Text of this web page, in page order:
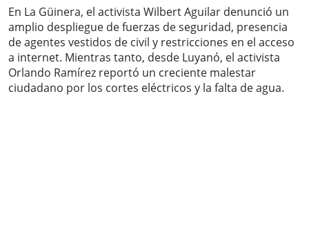
En La Güinera, el activista Wilbert Aguilar denunció un
amplio despliegue de fuerzas de seguridad, presencia
de agentes vestidos de civil y restricciones en el acceso
a internet. Mientras tanto, desde Luyanó, el activista
Orlando Ramírez reportó un creciente malestar
ciudadano por los cortes eléctricos y la falta de agua.